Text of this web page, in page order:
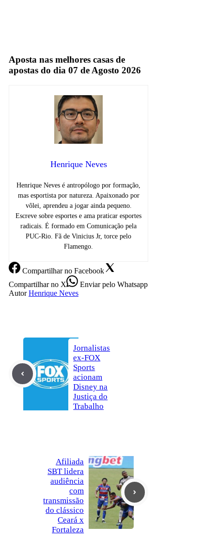
Aposta nas melhores casas de
apostas do dia 07 de Agosto 2026
Henrique Neves
Henrique Neves é antropólogo por formação,
mas esportista por natureza. Apaixonado por
vôlei, aprendeu a jogar ainda pequeno.
Escreve sobre esportes e ama praticar esportes
radicais. É formado em Comunicação pela
PUC-Rio. Fã de Vinicius Jr, torce pelo
Flamengo.
Compartilharno Facebook
Compartilharno X Enviarpelo Whatsapp
Autor Henrique Neves
Jornalistas
ex-FOX
Sports
acionam
Disney na
Justiça do
Trabalho
Afiliada
SBT lidera
audiência
com
transmissão
do clássico
Ceará x
Fortaleza